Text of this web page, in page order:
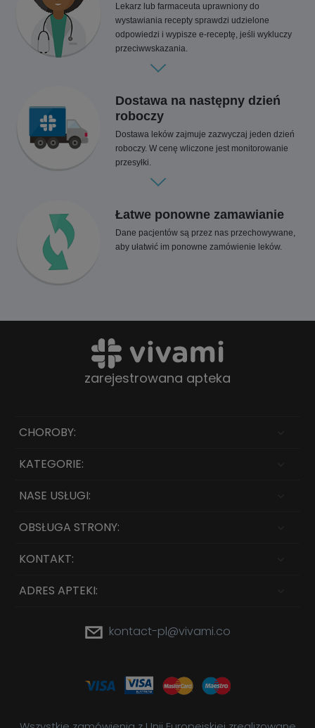
Lekarz lub farmaceuta uprawniony do
wystawiania recepty sprawdzi udzielone
odpowiedzi i wypisze e-receptę, jeśli wykluczy
przeciwwskazania.
Dostawa na następny dzień
roboczy
Dostawa leków zajmuje zazwyczaj jeden dzień
roboczy. W cenę wliczone jest monitorowanie
przesyłki.
Łatwe ponowne zamawianie
Dane pacjentów są przez nas przechowywane,
aby ułatwić im ponowne zamówienie leków.
zarejestrowana apteka
CHOROBY:
KATEGORIE:
NASE USŁUGI:
OBSŁUGA STRONY:
KONTAKT:
ADRES APTEKI:
kontact-pl@vivami.co